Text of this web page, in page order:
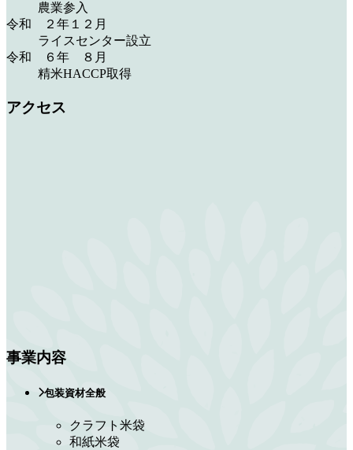
農業参入
令和 ２年１２月
ライスセンター設立
令和 ６年 ８月
精米HACCP取得
アクセス
事業内容
包装資材全般
クラフト米袋
和紙米袋